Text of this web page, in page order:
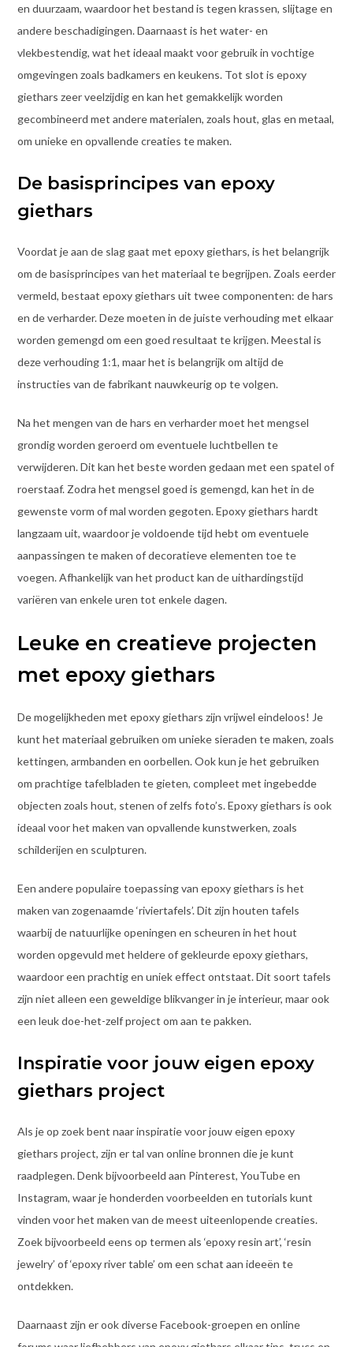
en duurzaam, waardoor het bestand is tegen krassen, slijtage en
andere beschadigingen. Daarnaast is het water- en
vlekbestendig, wat het ideaal maakt voor gebruik in vochtige
omgevingen zoals badkamers en keukens. Tot slot is epoxy
giethars zeer veelzijdig en kan het gemakkelijk worden
gecombineerd met andere materialen, zoals hout, glas en metaal,
om unieke en opvallende creaties te maken.
De basisprincipes van epoxy
giethars
Voordat je aan de slag gaat met epoxy giethars, is het belangrijk
om de basisprincipes van het materiaal te begrijpen. Zoals eerder
vermeld, bestaat epoxy giethars uit twee componenten: de hars
en de verharder. Deze moeten in de juiste verhouding met elkaar
worden gemengd om een goed resultaat te krijgen. Meestal is
deze verhouding 1:1, maar het is belangrijk om altijd de
instructies van de fabrikant nauwkeurig op te volgen.
Na het mengen van de hars en verharder moet het mengsel
grondig worden geroerd om eventuele luchtbellen te
verwijderen. Dit kan het beste worden gedaan met een spatel of
roerstaaf. Zodra het mengsel goed is gemengd, kan het in de
gewenste vorm of mal worden gegoten. Epoxy giethars hardt
langzaam uit, waardoor je voldoende tijd hebt om eventuele
aanpassingen te maken of decoratieve elementen toe te
voegen. Afhankelijk van het product kan de uithardingstijd
variëren van enkele uren tot enkele dagen.
Leuke en creatieve projecten
met epoxy giethars
De mogelijkheden met epoxy giethars zijn vrijwel eindeloos! Je
kunt het materiaal gebruiken om unieke sieraden te maken, zoals
kettingen, armbanden en oorbellen. Ook kun je het gebruiken
om prachtige tafelbladen te gieten, compleet met ingebedde
objecten zoals hout, stenen of zelfs foto’s. Epoxy giethars is ook
ideaal voor het maken van opvallende kunstwerken, zoals
schilderijen en sculpturen.
Een andere populaire toepassing van epoxy giethars is het
maken van zogenaamde ‘riviertafels’. Dit zijn houten tafels
waarbij de natuurlijke openingen en scheuren in het hout
worden opgevuld met heldere of gekleurde epoxy giethars,
waardoor een prachtig en uniek effect ontstaat. Dit soort tafels
zijn niet alleen een geweldige blikvanger in je interieur, maar ook
een leuk doe-het-zelf project om aan te pakken.
Inspiratie voor jouw eigen epoxy
giethars project
Als je op zoek bent naar inspiratie voor jouw eigen epoxy
giethars project, zijn er tal van online bronnen die je kunt
raadplegen. Denk bijvoorbeeld aan Pinterest, YouTube en
Instagram, waar je honderden voorbeelden en tutorials kunt
vinden voor het maken van de meest uiteenlopende creaties.
Zoek bijvoorbeeld eens op termen als ‘epoxy resin art’, ‘resin
jewelry’ of ‘epoxy river table’ om een schat aan ideeën te
ontdekken.
Daarnaast zijn er ook diverse Facebook-groepen en online